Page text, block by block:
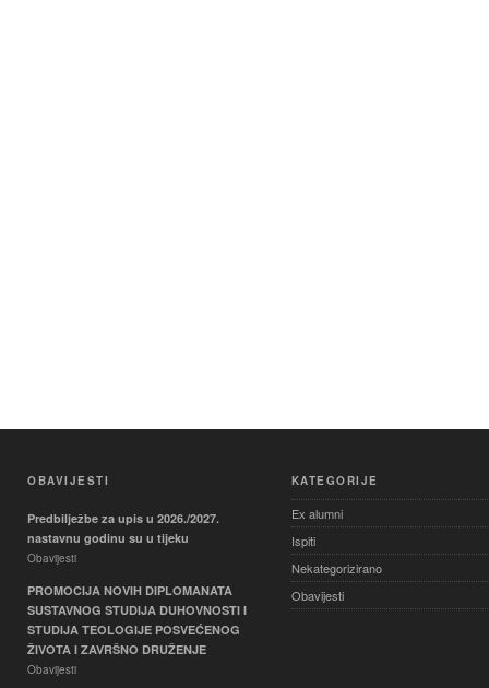
OBAVIJESTI
Predbilježbe za upis u 2026./2027.
nastavnu godinu su u tijeku
Obavijesti
PROMOCIJA NOVIH DIPLOMANATA
SUSTAVNOG STUDIJA DUHOVNOSTI I
STUDIJA TEOLOGIJE POSVEĆENOG
ŽIVOTA I ZAVRŠNO DRUŽENJE
Obavijesti
KATEGORIJE
Ex alumni
Ispiti
Nekategorizirano
Obavijesti